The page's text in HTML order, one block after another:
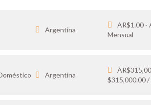
Argentina
AR$1.00 -
Mensual
Argentina
$315,000.00 /